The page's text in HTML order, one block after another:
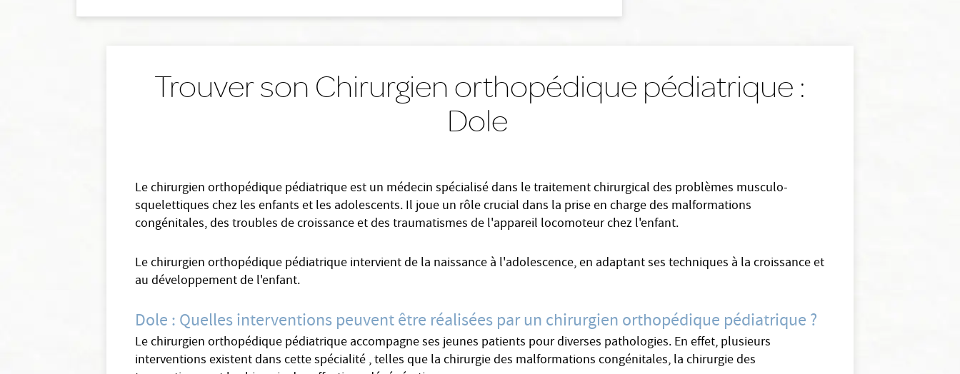
Trouver son Chirurgien orthopédique pédiatrique :
Dole
Le chirurgien orthopédique pédiatrique est un médecin spécialisé dans le traitement chirurgical des problèmes musculo-
squelettiques chez les enfants et les adolescents. Il joue un rôle crucial dans la prise en charge des malformations
congénitales, des troubles de croissance et des traumatismes de l'appareil locomoteur chez l'enfant.
Le chirurgien orthopédique pédiatrique intervient de la naissance à l'adolescence, en adaptant ses techniques à la croissance et
au développement de l'enfant.
Dole : Quelles interventions peuvent être réalisées par un chirurgien orthopédique pédiatrique ?
Le chirurgien orthopédique pédiatrique accompagne ses jeunes patients pour diverses pathologies. En effet, plusieurs
interventions existent dans cette spécialité , telles que la chirurgie des malformations congénitales, la chirurgie des